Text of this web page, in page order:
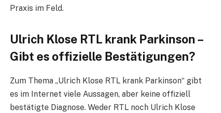
Praxis im Feld.
Ulrich Klose RTL krank Parkinson –
Gibt es offizielle Bestätigungen?
Zum Thema „Ulrich Klose RTL krank Parkinson“ gibt
es im Internet viele Aussagen, aber keine offiziell
bestätigte Diagnose. Weder RTL noch Ulrich Klose